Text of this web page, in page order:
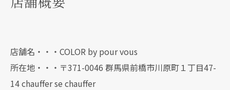
店舗名・・・COLOR by pour vous
所在地・・・〒371-0046 群馬県前橋市川原町１丁目47-
14 chauffer se chauffer